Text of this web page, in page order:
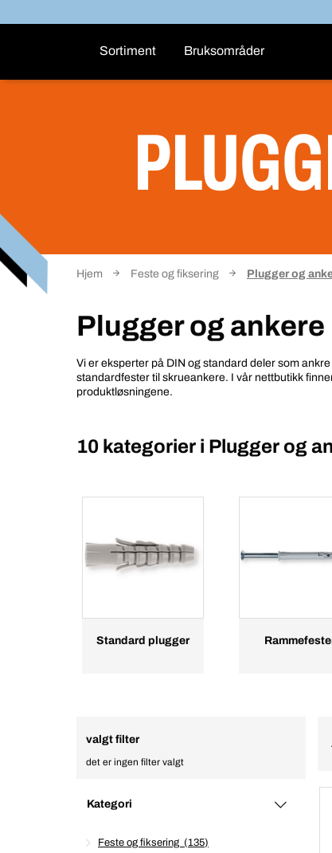
Sortiment Bruksområder
Hjem Feste og fiksering Plugger og
Plugger og ankere
Vi er eksperter på DIN og standard deler som
standardfester til skrueankere. I vår nettbutikk
produktløsningene.
10 kategorier i Plugger og
Standard plugger
valgt filter
det er ingen filter valgt
Kategori
Feste og fiksering 135